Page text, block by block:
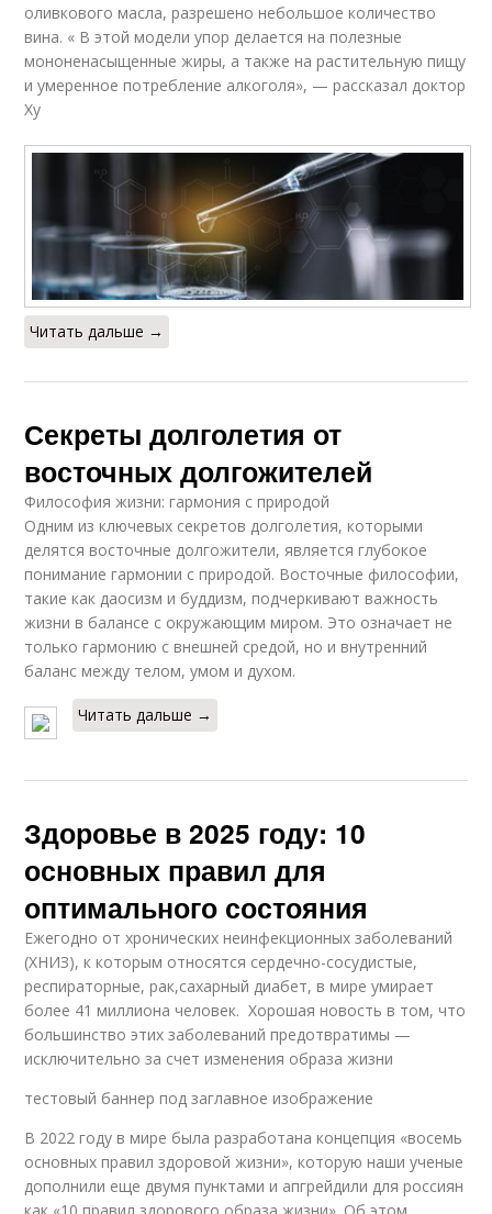
оливкового масла, разрешено небольшое количество
вина. « В этой модели упор делается на полезные
мононенасыщенные жиры, а также на растительную пищу
и умеренное потребление алкоголя», — рассказал доктор
Ху
Читать дальше →
Секреты долголетия от
восточных долгожителей
Философия жизни: гармония с природой
Одним из ключевых секретов долголетия, которыми
делятся восточные долгожители, является глубокое
понимание гармонии с природой. Восточные философии,
такие как даосизм и буддизм, подчеркивают важность
жизни в балансе с окружающим миром. Это означает не
только гармонию с внешней средой, но и внутренний
баланс между телом, умом и духом.
Читать дальше →
Здоровье в 2025 году: 10
основных правил для
оптимального состояния
Ежегодно от хронических неинфекционных заболеваний
(ХНИЗ), к которым относятся сердечно-сосудистые,
респираторные, рак,сахарный диабет, в мире умирает
более 41 миллиона человек. Хорошая новость в том, что
большинство этих заболеваний предотвратимы —
исключительно за счет изменения образа жизни
тестовый баннер под заглавное изображение
В 2022 году в мире была разработана концепция «восемь
основных правил здоровой жизни», которую наши ученые
дополнили еще двумя пунктами и апгрейдили для россиян